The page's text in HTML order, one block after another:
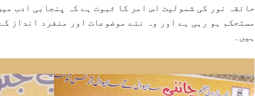
حائقہ نور کی شمولیت اس امر کا ثبوت ہے کہ پنجابی ادب
مستحکم ہو رہی ہے اور وہ نئے موضوعات اور منفرد انداز
ہیں۔